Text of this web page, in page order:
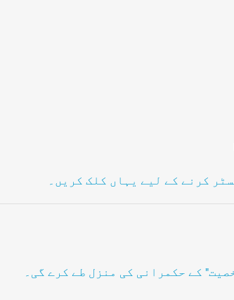
کرنے کے لیے یہاں کلک کریں۔
کے حکمرانی کی منزل طے کرے گی۔